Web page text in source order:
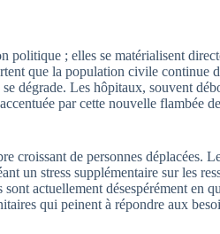
politique ; elles se matérialisent
que la population civile continue
dégrade. Les hôpitaux, souvent
par cette nouvelle flambée
croissant de personnes déplacées.
un stress supplémentaire sur les
actuellement désespérément en
qui peinent à répondre aux